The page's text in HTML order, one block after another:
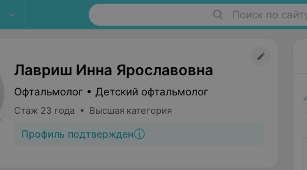
Поиск по
Лавриш Инна Ярославовна
Офтальмолог • Детский офтальмолог
Стаж 23 года • Высшая категория
Профиль подтвержден